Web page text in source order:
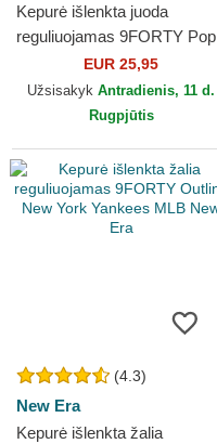
Kepurė išlenkta juoda
reguliuojamas 9FORTY Pop
Outline New York Yankees
MLB New Era
EUR 25,95
Užsisakyk Antradienis, 11 d.
Rugpjūtis
(4.3)
New Era
Kepurė išlenkta žalia